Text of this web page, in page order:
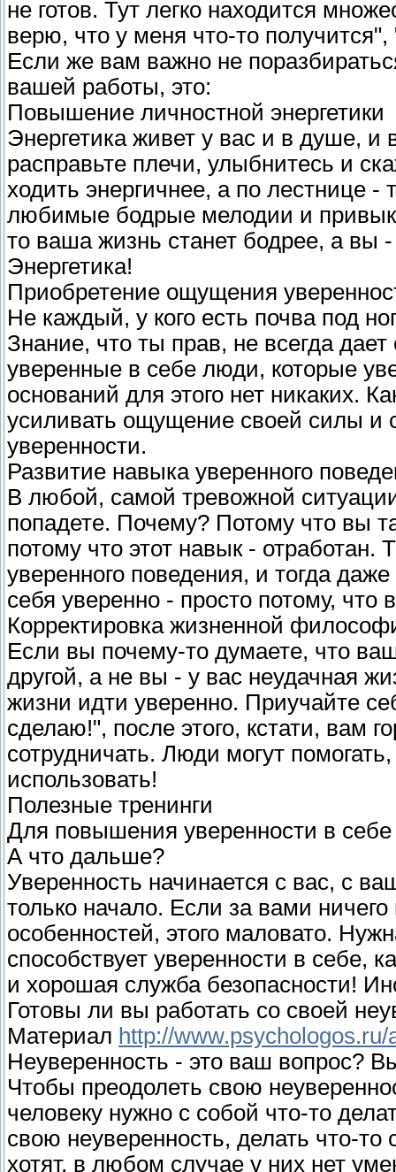
не готов. Тут легко находится
верю, что у меня что-то
Если же вам важно не
вашей работы, это:
Повышение личностной энергетики
Энергетика живет у вас и в душе, и
расправьте плечи, улыбнитесь и
ходить энергичнее, а по лестнице -
любимые бодрые мелодии и
то ваша жизнь станет бодрее, а вы
Энергетика!
Приобретение ощущения
Не каждый, у кого есть почва под
Знание, что ты прав, не всегда
уверенные в себе люди, которые
оснований для этого нет никаких.
усиливать ощущение своей силы и
уверенности.
Развитие навыка уверенного
В любой, самой тревожной
попадете. Почему? Потому что вы
потому что этот навык - отработан.
уверенного поведения, и тогда
себя уверенно - просто потому, что
Корректировка жизненной
Если вы почему-то думаете, что
другой, а не вы - у вас неудачная
жизни идти уверенно. Приучайте
сделаю!", после этого, кстати, вам
сотрудничать. Люди могут
использовать!
Полезные тренинги
Для повышения уверенности в себе
А что дальше?
Уверенность начинается с вас, с
только начало. Если за вами
особенностей, этого маловато.
способствует уверенности в себе,
и хорошая служба безопасности!
Готовы ли вы работать со своей
Материал http://
Неуверенность - это ваш вопрос?
Чтобы преодолеть свою
человеку нужно с собой что-то
свою неуверенность, делать что-
хотят, в любом случае у них нет